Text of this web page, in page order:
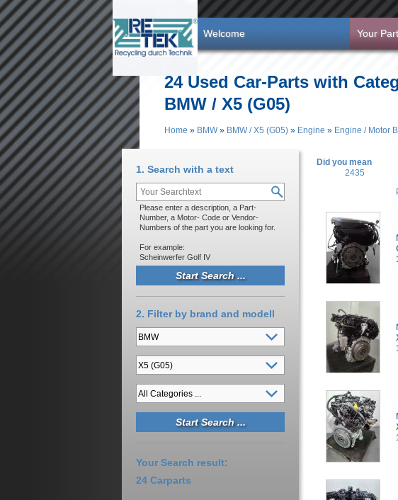
Skip to main content
Welcome Your
24 Used Car-Parts with
BMW / X5 (G05)
Home » BMW» BMW / X5 (G05) » Engine » Engine / Motor
Did you mean
2435
1. Search with a text
Please enter a description, a Part-
Number, a Motor- Code or Vendor-
Numbers of the part you are looking for.
For example:
Scheinwerfer Golf IV
2. Filter by brand and modell
Your Search result:
24 Carparts